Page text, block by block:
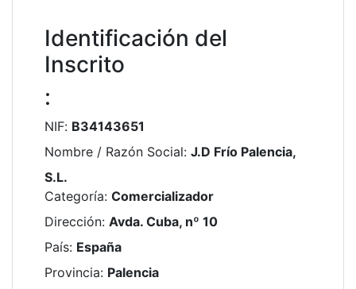
Identificación del
Inscrito
:
NIF: B34143651
Nombre / Razón Social: J.D Frío Palencia,
S.L.
Categoría: Comercializador
Dirección: Avda. Cuba, nº 10
País: España
Provincia: Palencia